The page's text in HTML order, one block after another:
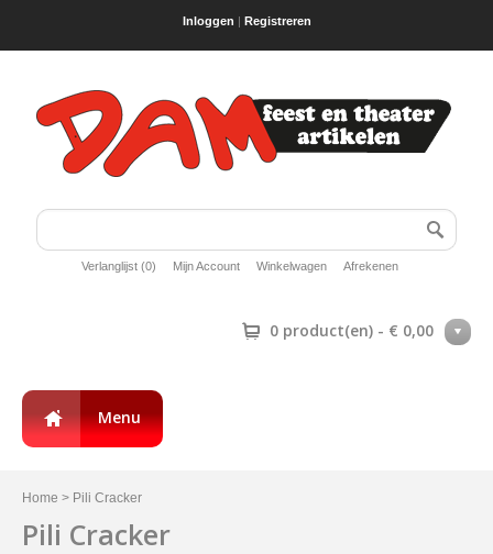
Inloggen | Registreren
Verlanglijst (0) Mijn Account Winkelwagen Afrekenen
0 product(en) - € 0,00
Menu
Home > Pili Cracker
Pili Cracker